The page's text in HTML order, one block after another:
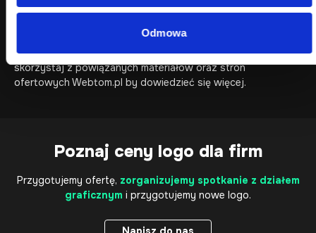
Odmowa
porównać logo z pełnąidentyfikacją wizualną,
sprawdzić, kiedy lifting logo ma sens,
skorzystaj z powiązanych materiałów oraz stron
ofertowych Webtom.pl by dowiedzieć się więcej.
Poznaj ceny logo dla firm
Przygotujemy ofertę, zorganizujemy spotkanie z działem
graficznym i przygotujemy nowe logo.